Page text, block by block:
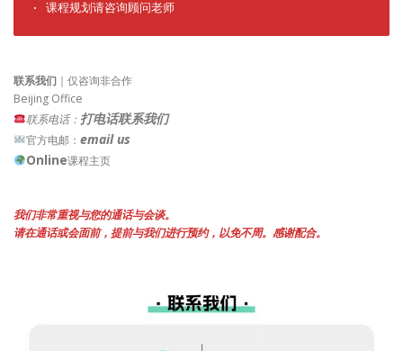
· 课程规划请咨询顾问老师
联系我们 ｜仅咨询非合作
Beijing Office
联系电话： 打电话联系我们
官方电邮： email us
Online课程主页
我们非常重视与您的通话与会谈。
请在通话或会面前，提前与我们进行预约，以免不周。感谢配合。